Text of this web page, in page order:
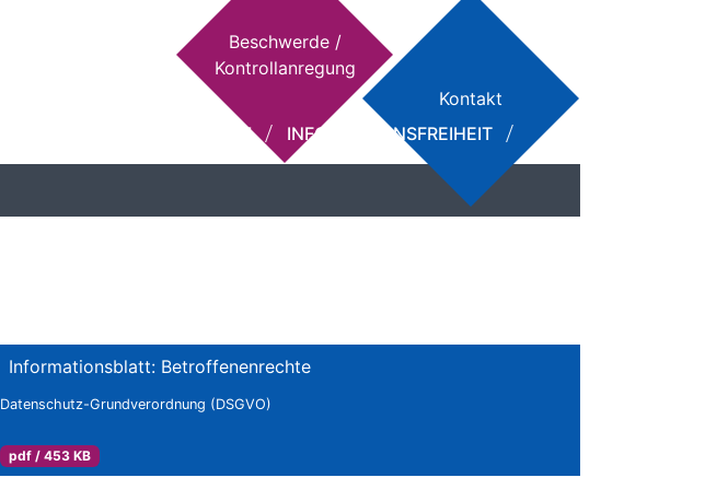
DATENSCHUTZ INFORMATIONSFREIHEIT
Beschwerde /
Kontrollanregung
Kontakt
Informationsblatt: Betroffenenrechte
Datenschutz-Grundverordnung (DSGVO)
pdf / 453 KB